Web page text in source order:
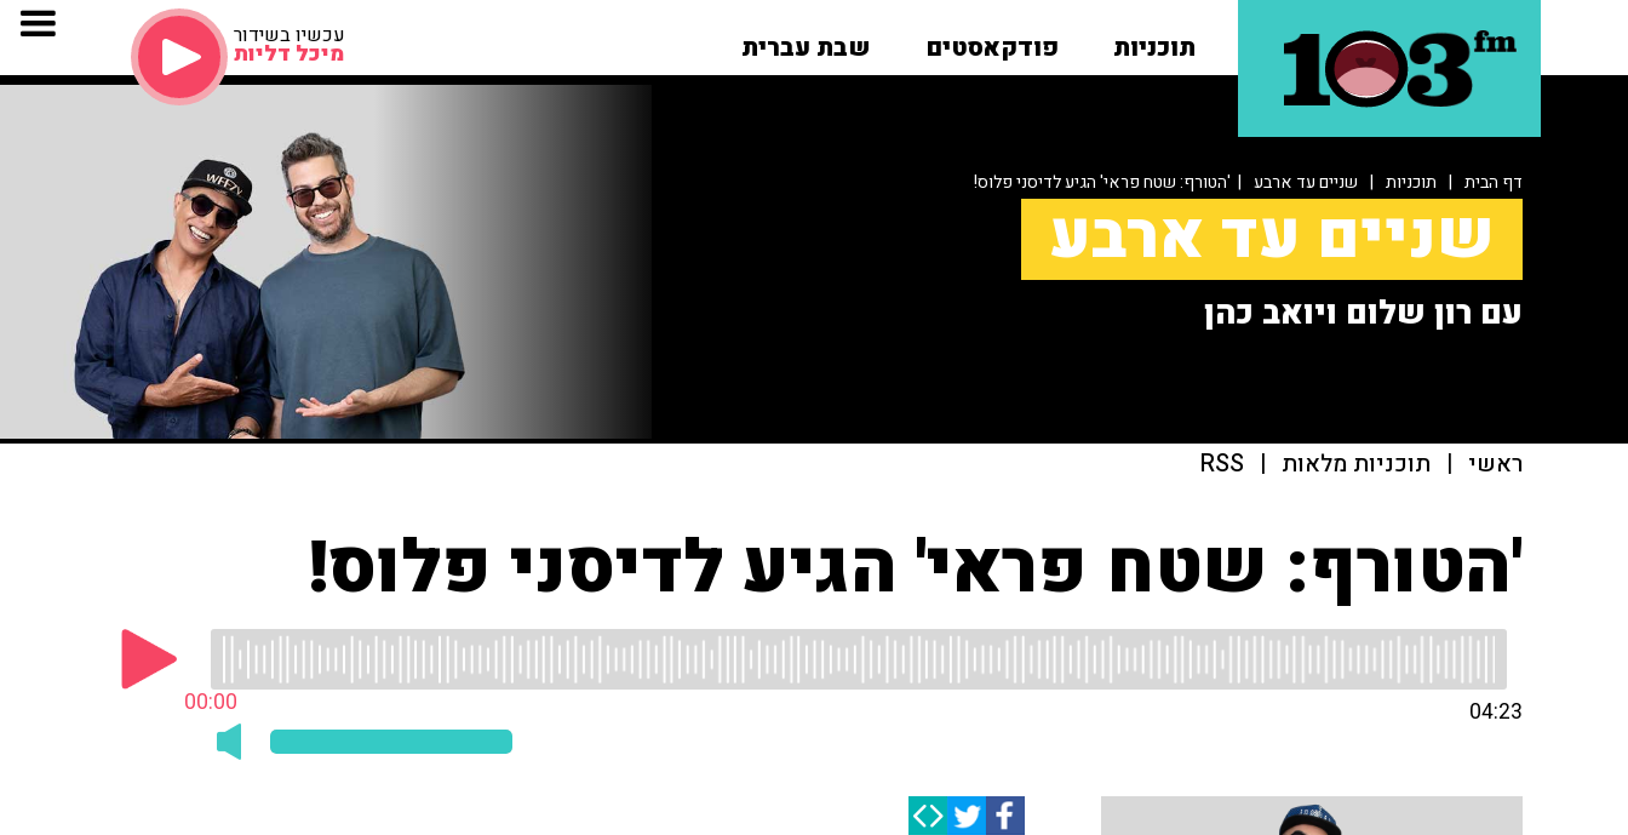
תוכניות פודקאסטים שבת עברית עכשיו בשידור
מיכל דליות
דף הבית | תוכניות | שניים עד ארבע | 'הטורף: שטח פראי' הגיע לדיסני פלוס!
שניים עד ארבע
עם רון שלום ויואב כהן
ראשי | תוכניות מלאות |
RSS
'הטורף: שטח פראי' הגיע לדיסני פלוס!
00:00 04:23